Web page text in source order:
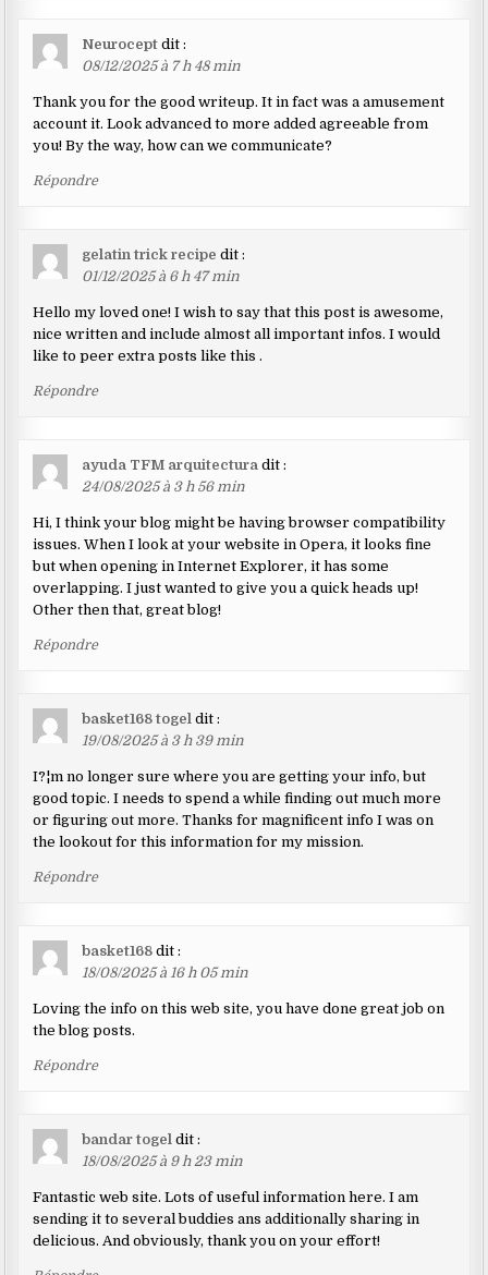
Neurocept dit :
08/12/2025 à 7 h 48 min
Thank you for the good writeup. It in fact was a amusement
account it. Look advanced to more added agreeable from
you! By the way, how can we communicate?
Répondre
gelatin trick recipe dit :
01/12/2025 à 6 h 47 min
Hello my loved one! I wish to say that this post is awesome,
nice written and include almost all important infos. I would
like to peer extra posts like this .
Répondre
ayuda TFM arquitectura dit :
24/08/2025 à 3 h 56 min
Hi, I think your blog might be having browser compatibility
issues. When I look at your website in Opera, it looks fine
but when opening in Internet Explorer, it has some
overlapping. I just wanted to give you a quick heads up!
Other then that, great blog!
Répondre
basket168 togel dit :
19/08/2025 à 3 h 39 min
I?¦m no longer sure where you are getting your info, but
good topic. I needs to spend a while finding out much more
or figuring out more. Thanks for magnificent info I was on
the lookout for this information for my mission.
Répondre
basket168 dit :
18/08/2025 à 16 h 05 min
Loving the info on this web site, you have done great job on
the blog posts.
Répondre
bandar togel dit :
18/08/2025 à 9 h 23 min
Fantastic web site. Lots of useful information here. I am
sending it to several buddies ans additionally sharing in
delicious. And obviously, thank you on your effort!